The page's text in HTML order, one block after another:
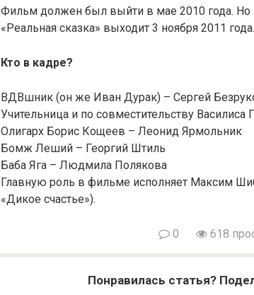
Фильм должен был выйти в мае 2010 года. Но
«Реальная сказка» выходит 3 ноября 2011 года.
Кто в кадре?
ВДВшник (он же Иван Дурак) – Сергей
Учительница и по совместительству
Олигарх Борис Кощеев – Леонид Ярмольник
Бомж Леший – Георгий Штиль
Баба Яга – Людмила Полякова
Главную роль в фильме исполняет Максим
«Дикое счастье»).
0 618
Понравилась статья?